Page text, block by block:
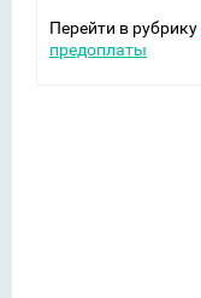
Перейти в рубрику
предоплаты